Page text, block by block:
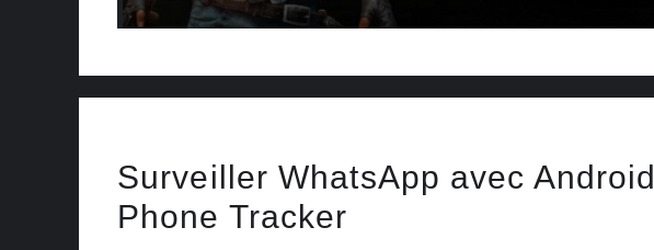
Surveiller WhatsApp avec Android
Phone Tracker